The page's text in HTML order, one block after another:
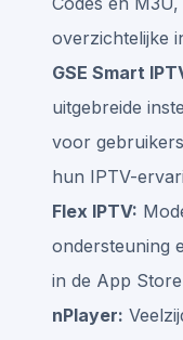
overzichtelijke
GSE Smart
uitgebreide
voor
hun IPTV-
Flex IPTV:
ondersteuning
in de App
nPlayer: